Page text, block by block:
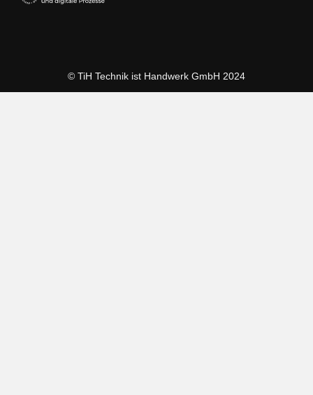
© TiH Technik ist Handwerk GmbH 2024